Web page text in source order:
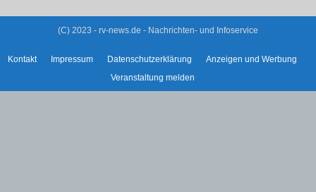
(C) 2023 - rv-news.de - Nachrichten- und Infoservice
Kontakt Impressum Datenschutzerklärung
Anzeigen und Werbung
Veranstaltung melden